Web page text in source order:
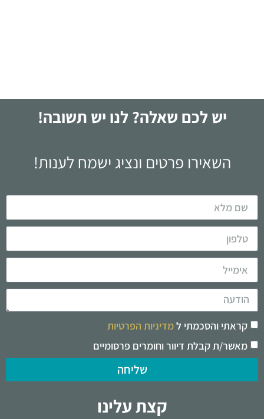
יש לכם שאלה? לנו יש תשובה!
השאירו פרטים ונציג ישמח לענות!
קראתי והסכמתי למדיניות הפרטיות
מאשר/ת קבלת דיוור וחומרים פרסומיים
שליחה
קצת עלינו